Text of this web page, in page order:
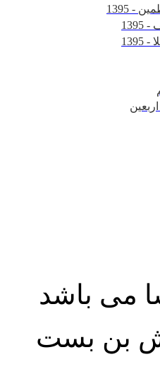
می باشد
بن بست